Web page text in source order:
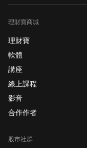
理財寶商城
理財寶
軟體
講座
線上課程
影音
合作作者
股市社群